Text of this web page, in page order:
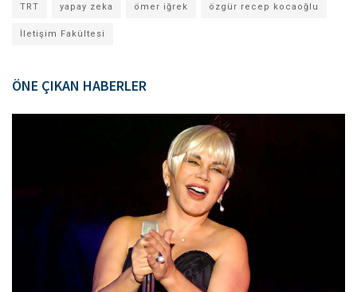
TRT yapay zeka ömer iğrek özgür recep kocaoğlu
İletişim Fakültesi
ÖNE ÇIKAN HABERLER